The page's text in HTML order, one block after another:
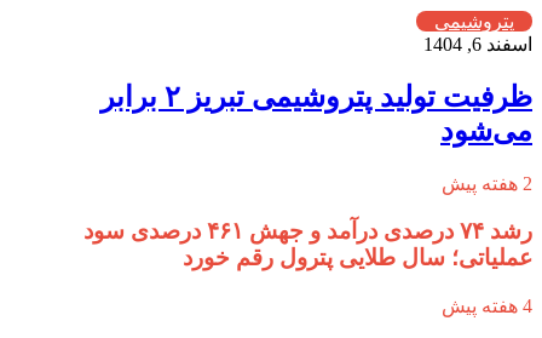
پتروشیمی
اسفند 6, 1404
ظرفیت تولید پتروشیمی تبریز ۲ برابر
می‌شود
2 هفته پیش
رشد ۷۴ درصدی درآمد و جهش ۴۶۱ درصدی سود
عملیاتی؛ سال طلایی پترول رقم خورد
4 هفته پیش